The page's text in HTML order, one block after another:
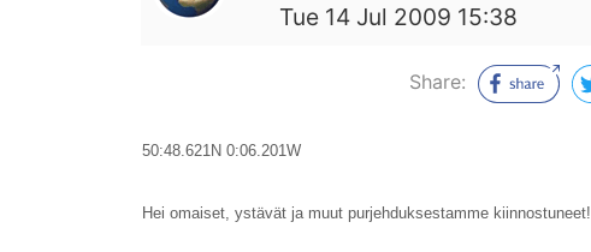
Tue 14 Jul 2009 15:38
Share:
50:48.621N 0:06.201W
Hei omaiset, ystävät ja muut purjehduksestamme kiinnostuneet!